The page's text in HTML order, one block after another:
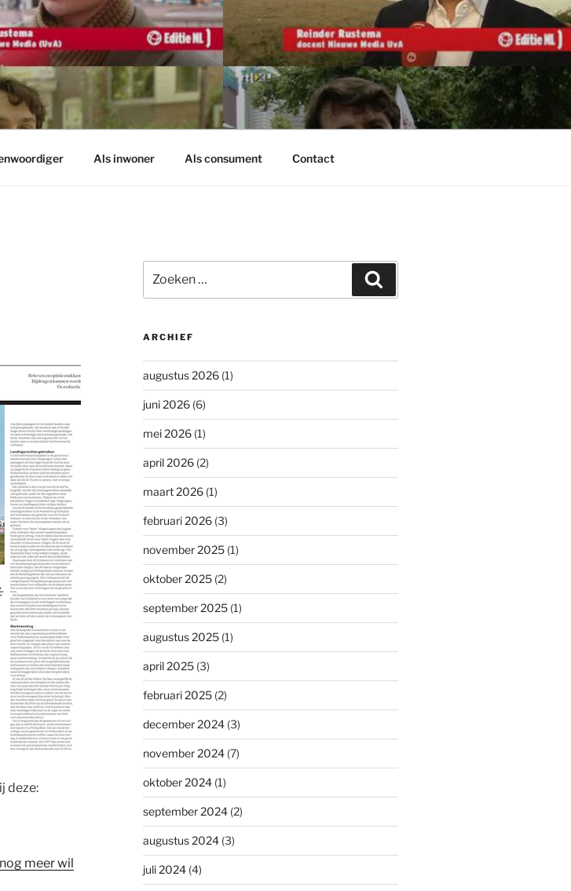
Als inwoner Als consument Contact
deze:
meer wil
naar:
ARCHIEF
augustus 2026(1)
juni 2026(6)
mei 2026(1)
april 2026(2)
maart 2026(1)
februari 2026(3)
november 2025(1)
oktober 2025(2)
september 2025(1)
augustus 2025(1)
april 2025(3)
februari 2025(2)
december 2024(3)
november 2024(7)
oktober 2024(1)
september 2024(2)
augustus 2024(3)
juli 2024(4)